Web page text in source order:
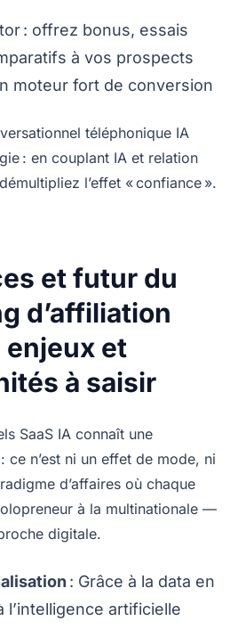
: offrez bonus, essais
à vos prospects
moteur fort de conversion
téléphonique IA
: en couplant IA et relation
l’effet « confiance ».
et futur du
d’affiliation
enjeux et
à saisir
SaaS IA connaît une
ce n’est ni un effet de mode, ni
d’affaires où chaque
à la multinationale —
digitale.
: Grâce à la data en
l’intelligence artificielle